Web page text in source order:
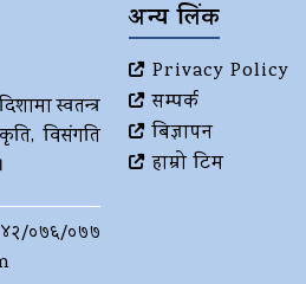
स्वतन्त्र
विसंगति
०७६/०७७
अन्य लिंक
Privacy Policy
सम्पर्क
बिज्ञापन
हाम्रो टिम